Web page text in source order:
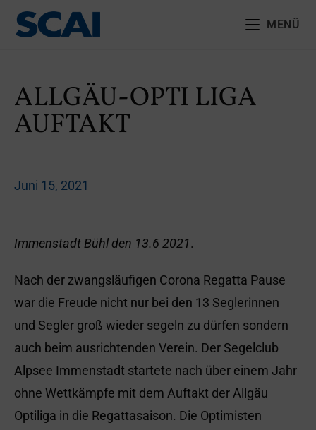
MENÜ
ALLGÄU-OPTI LIGA
AUFTAKT
Juni 15, 2021
Immenstadt Bühl den 13.6 2021.
Nach der zwangsläufigen Corona Regatta Pause
war die Freude nicht nur bei den 13 Seglerinnen
und Segler groß wieder segeln zu dürfen sondern
auch beim ausrichtenden Verein. Der Segelclub
Alpsee Immenstadt startete nach über einem Jahr
ohne Wettkämpfe mit dem Auftakt der Allgäu
Optiliga in die Regattasaison. Die Optimisten